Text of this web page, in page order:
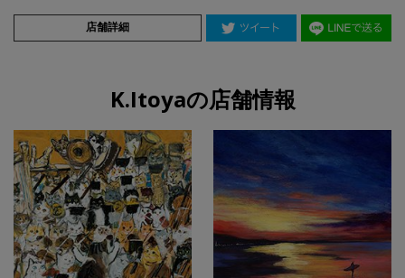
店舗詳細
K.Itoyaの店舗情報